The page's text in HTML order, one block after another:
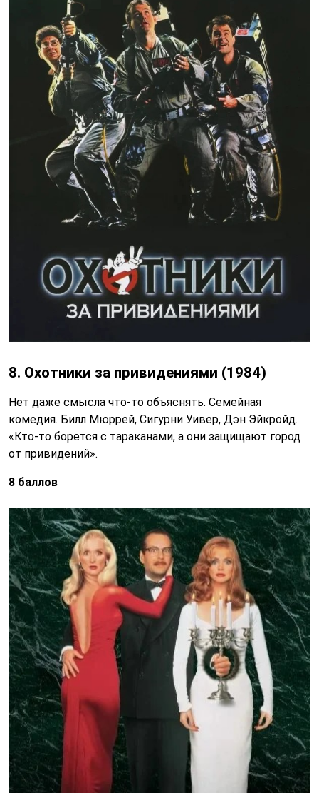
8. Охотники за привидениями (1984)
Нет даже смысла что-то объяснять. Семейная
комедия. Билл Мюррей, Сигурни Уивер, Дэн Эйкройд.
«Кто-то борется с тараканами, а они защищают город
от привидений».
8 баллов